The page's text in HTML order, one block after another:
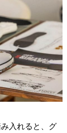
入れると、グ